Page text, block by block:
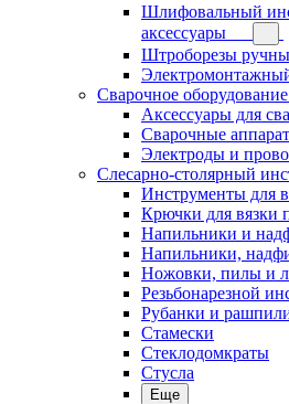
Шлифовальный
аксессуары
Штроборезы
Сварочное оборудование
Аксессуары для
Сварочные
Электроды и
Слесарно-столярный
Инструменты для
Крючки для вязки
Напильники и
Напильники,
Ножовки, пилы и
Резьбонарезной
Рубанки и
Стамески
Стеклодомкраты
Стусла
Еще